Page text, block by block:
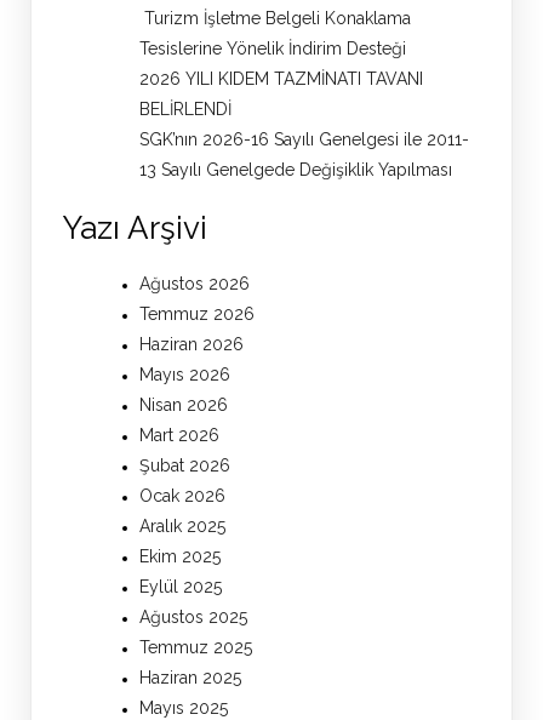
Turizm İşletme Belgeli Konaklama
Tesislerine Yönelik İndirim Desteği
2026 YILI KIDEM TAZMİNATI TAVANI
BELİRLENDİ
SGK’nın 2026-16 Sayılı Genelgesi ile 2011-
13 Sayılı Genelgede Değişiklik Yapılması
Yazı Arşivi
Ağustos 2026
Temmuz 2026
Haziran 2026
Mayıs 2026
Nisan 2026
Mart 2026
Şubat 2026
Ocak 2026
Aralık 2025
Ekim 2025
Eylül 2025
Ağustos 2025
Temmuz 2025
Haziran 2025
Mayıs 2025